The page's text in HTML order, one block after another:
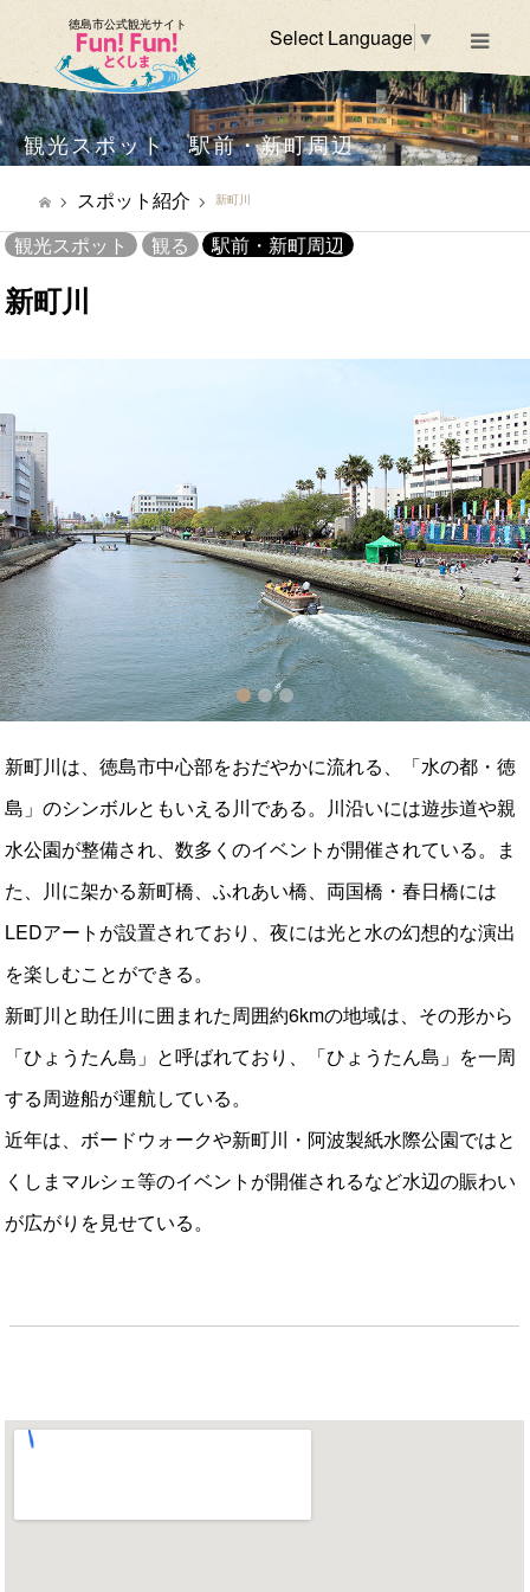
徳島市公式観光サイト Select Language ▼
観光スポット 駅前・新町周辺
スポット紹介 新町川
観光スポット 観る 駅前・新町周辺
新町川
1 2 3
新町川は、徳島市中心部をおだやかに流れる、「水の都・徳
島」のシンボルともいえる川である。川沿いには遊歩道や親
水公園が整備され、数多くのイベントが開催されている。ま
た、川に架かる新町橋、ふれあい橋、両国橋・春日橋には
LEDアートが設置されており、夜には光と水の幻想的な演出
を楽しむことができる。
新町川と助任川に囲まれた周囲約6kmの地域は、その形から
「ひょうたん島」と呼ばれており、「ひょうたん島」を一周
する周遊船が運航している。
近年は、ボードウォークや新町川・阿波製紙水際公園ではと
くしまマルシェ等のイベントが開催されるなど水辺の賑わい
が広がりを見せている。